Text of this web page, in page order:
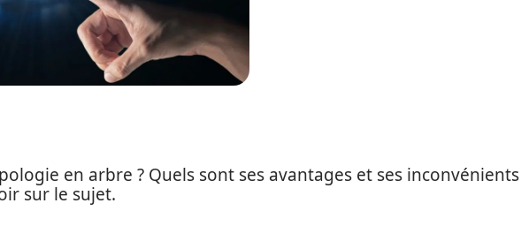
en arbre ? Quels sont ses avantages et ses inconvénients
sur le sujet.